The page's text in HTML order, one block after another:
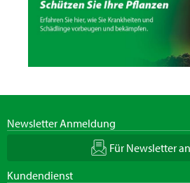
Newsletter Anmeldung
Für Newsletter
Kundendienst